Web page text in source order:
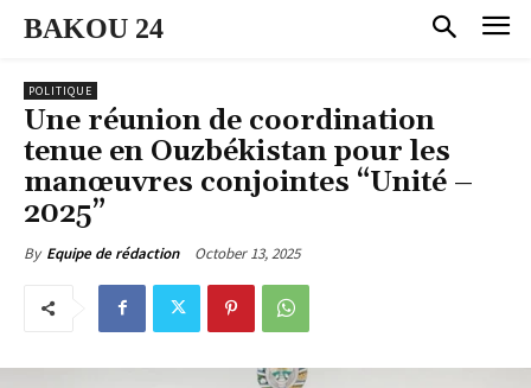
BAKOU 24
POLITIQUE
Une réunion de coordination
tenue en Ouzbékistan pour les
manœuvres conjointes “Unité –
2025”
By Equipe de rédaction October 13, 2025